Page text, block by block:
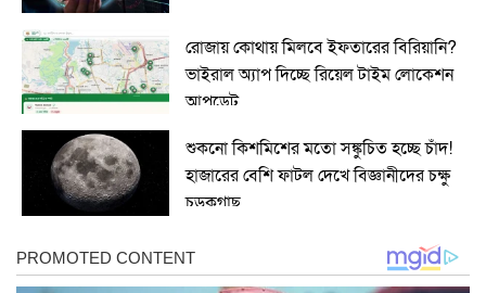
রোজায় কোথায় মিলবে ইফতারের বিরিয়ানি?
ভাইরাল অ্যাপ দিচ্ছে রিয়েল টাইম লোকেশন
আপডেট
শুকনো কিশমিশের মতো সঙ্কুচিত হচ্ছে চাঁদ!
হাজারের বেশি ফাটল দেখে বিজ্ঞানীদের চক্ষু
চড়কগাছ